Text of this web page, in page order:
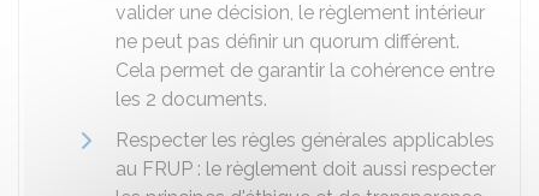
valider une décision, le règlement intérieur
ne peut pas définir un quorum différent.
Cela permet de garantir la cohérence entre
les 2 documents.
Respecter les règles générales applicables
au FRUP : le règlement doit aussi respecter